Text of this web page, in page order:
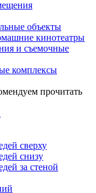
объекты
кинотеатры
и съемочные
комплексы
прочитать
сверху
снизу
за стеной